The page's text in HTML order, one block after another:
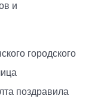
и
городского
поздравила